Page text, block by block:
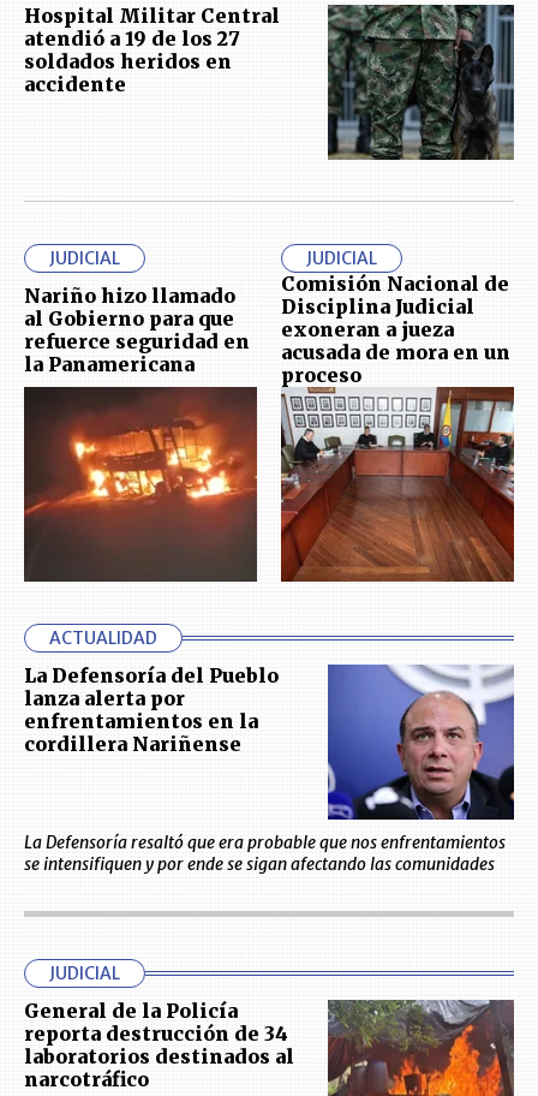
Hospital Militar Central
atendió a 19 de los 27
soldados heridos en
accidente
JUDICIAL
Nariño hizo llamado
al Gobierno para que
refuerce seguridad en
la Panamericana
JUDICIAL
Comisión Nacional de
Disciplina Judicial
exoneran a jueza
acusada de mora en un
proceso
ACTUALIDAD
La Defensoría del Pueblo
lanza alerta por
enfrentamientos en la
cordillera Nariñense
La Defensoría resaltó que era probable que nos enfrentamientos
se intensifiquen y por ende se sigan afectando las comunidades
JUDICIAL
General de la Policía
reporta destrucción de 34
laboratorios destinados al
narcotráfico